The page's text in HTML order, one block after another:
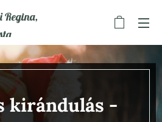
Regina,
kirándulás -